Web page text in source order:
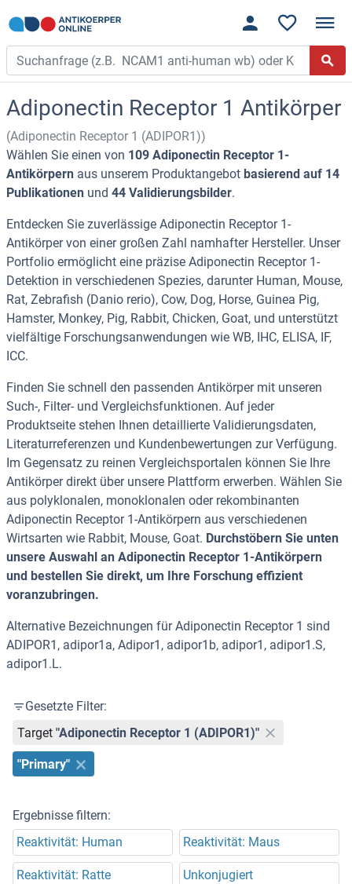
Adiponectin Receptor 1 Antikörper
(Adiponectin Receptor 1 (ADIPOR1))
Wählen Sie einen von 109 Adiponectin Receptor 1-
Antikörpern aus unserem Produktangebot basierend auf 14
Publikationen und 44 Validierungsbilder.
Entdecken Sie zuverlässige Adiponectin Receptor 1-
Antikörper von einer großen Zahl namhafter Hersteller. Unser
Portfolio ermöglicht eine präzise Adiponectin Receptor 1-
Detektion in verschiedenen Spezies, darunter Human, Mouse,
Rat, Zebrafish (Danio rerio), Cow, Dog, Horse, Guinea Pig,
Hamster, Monkey, Pig, Rabbit, Chicken, Goat, und unterstützt
vielfältige Forschungsanwendungen wie WB, IHC, ELISA, IF,
ICC.
Finden Sie schnell den passenden Antikörper mit unseren
Such-, Filter- und Vergleichsfunktionen. Auf jeder
Produktseite stehen Ihnen detaillierte Validierungsdaten,
Literaturreferenzen und Kundenbewertungen zur Verfügung.
Im Gegensatz zu reinen Vergleichsportalen können Sie Ihre
Antikörper direkt über unsere Plattform erwerben. Wählen Sie
aus polyklonalen, monoklonalen oder rekombinanten
Adiponectin Receptor 1-Antikörpern aus verschiedenen
Wirtsarten wie Rabbit, Mouse, Goat. Durchstöbern Sie unten
unsere Auswahl an Adiponectin Receptor 1-Antikörpern
und bestellen Sie direkt, um Ihre Forschung effizient
voranzubringen.
Alternative Bezeichnungen für Adiponectin Receptor 1 sind
ADIPOR1, adipor1a, Adipor1, adipor1b, adipor1, adipor1.S,
adipor1.L.
Gesetzte Filter:
Target "Adiponectin Receptor 1 (ADIPOR1)"
"Primary"
Ergebnisse filtern:
Reaktivität: Human
Reaktivität: Maus
Reaktivität: Ratte Unkonjugiert